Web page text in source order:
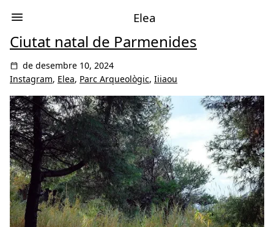
Elea
Ciutat natal de Parmenides
de desembre 10, 2024
Instagram, Elea, Parc Arqueològic, Iiiaou